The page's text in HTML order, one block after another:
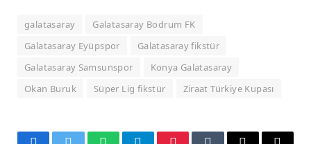
galatasaray
Galatasaray Bodrum FK
Galatasaray Eyüpspor
Galatasaray fikstür
Galatasaray Samsunspor
Konya Galatasaray
Okan Buruk
Süper Lig fikstür Ziraat Türkiye Kupası